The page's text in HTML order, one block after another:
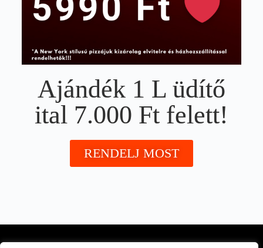
Ajándék 1 L üdítő
ital 7.000 Ft felett!
RENDELJ MOST